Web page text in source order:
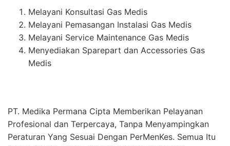
Melayani Konsultasi Gas Medis
Melayani Pemasangan Instalasi Gas Medis
Melayani Service Maintenance Gas Medis
Menyediakan Sparepart dan Accessories Gas
Medis
PT. Medika Permana Cipta Memberikan Pelayanan
Profesional dan Terpercaya, Tanpa Menyampingkan
Peraturan Yang Sesuai Dengan PerMenKes. Semua Itu